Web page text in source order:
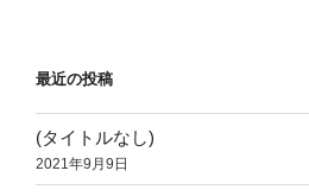
最近の投稿
(タイトルなし)
2021年9月9日